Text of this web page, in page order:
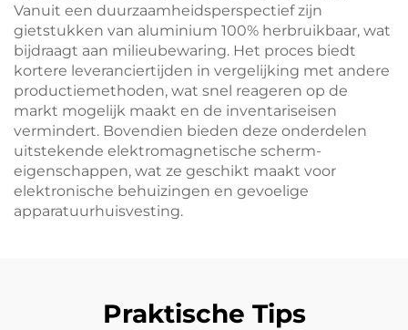
Vanuit een duurzaamheidsperspectief zijn
gietstukken van aluminium 100% herbruikbaar, wat
bijdraagt aan milieubewaring. Het proces biedt
kortere leveranciertijden in vergelijking met andere
productiemethoden, wat snel reageren op de
markt mogelijk maakt en de inventariseisen
vermindert. Bovendien bieden deze onderdelen
uitstekende elektromagnetische scherm-
eigenschappen, wat ze geschikt maakt voor
elektronische behuizingen en gevoelige
apparatuurhuisvesting.
Praktische Tips